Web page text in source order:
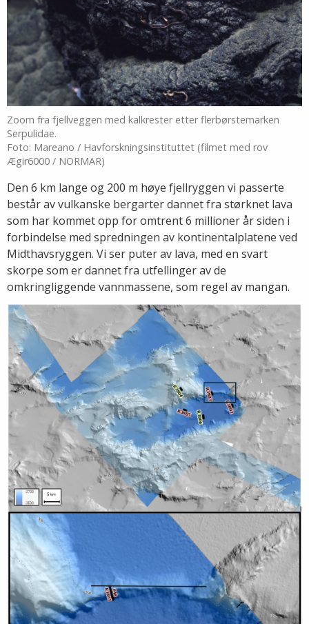
Zoom fra fjellveggen med kalkrester etter flerbørstemarken
Serpulidae.
Foto: Mareano / Havforskningsinstituttet (filmet med rov
Ægir6000 / NORMAR)
Den 6 km lange og 200 m høye fjellryggen vi passerte
består av vulkanske bergarter dannet fra størknet lava
som har kommet opp for omtrent 6 millioner år siden i
forbindelse med spredningen av kontinentalplatene ved
Midthavsryggen. Vi ser puter av lava, med en svart
skorpe som er dannet fra utfellinger av de
omkringliggende vannmassene, som regel av mangan.